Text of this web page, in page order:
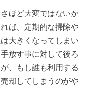
ほど大変ではないか
ば、定期的な掃除や
大きくなってしまい
放す事に対して後ろ
、もし誰も利用する
却してしまうのがや